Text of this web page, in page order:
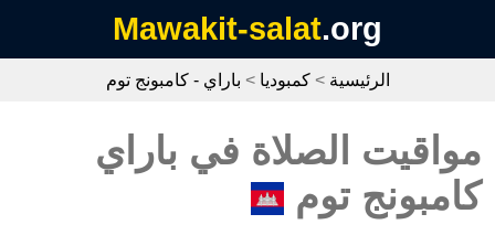
Mawakit-salat.org
الرئيسية > كمبوديا > باراي - كامبونج توم
مواقيت الصلاة في باراي
كامبونج توم